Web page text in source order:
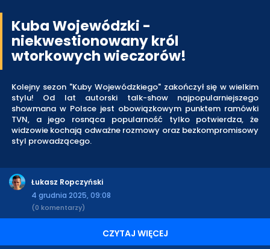
Kuba Wojewódzki -
niekwestionowany król
wtorkowych wieczorów!
Kolejny sezon "Kuby Wojewódzkiego" zakończył się w wielkim
stylu! Od lat autorski talk-show najpopularniejszego
showmana w Polsce jest obowiązkowym punktem ramówki
TVN, a jego rosnąca popularność tylko potwierdza, że
widzowie kochają odważne rozmowy oraz bezkompromisowy
styl prowadzącego.
Łukasz Ropczyński
4 grudnia 2025, 09:08
(0 komentarzy)
CZYTAJ WIĘCEJ